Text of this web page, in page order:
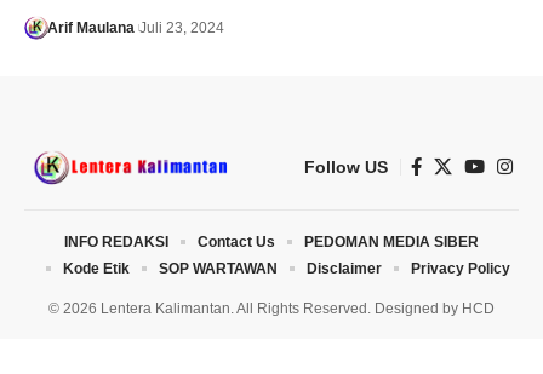
Arif Maulana Juli 23, 2024
Follow US
© 2026 Lentera Kalimantan. All Rights Reserved. Designed by HCD
INFO REDAKSI Contact Us
PEDOMAN MEDIA SIBER
Kode Etik
SOP WARTAWAN Disclaimer Privacy Policy